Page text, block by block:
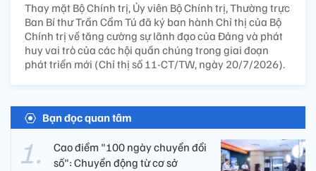
Thay mặt Bộ Chính trị, Ủy viên Bộ Chính trị, Thường trực
Ban Bí thư Trần Cẩm Tú đã ký ban hành Chỉ thị của Bộ
Chính trị về tăng cường sự lãnh đạo của Đảng và phát
huy vai trò của các hội quần chúng trong giai đoạn
phát triển mới (Chỉ thị số 11-CT/TW, ngày 20/7/2026).
Bạn đọc quan tâm
Cao điểm "100 ngày chuyển đổi
số": Chuyển động từ cơ sở